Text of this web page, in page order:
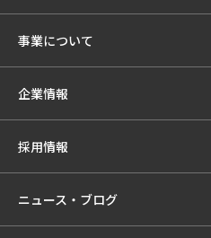
事業について
企業情報
採用情報
ニュース・ブログ